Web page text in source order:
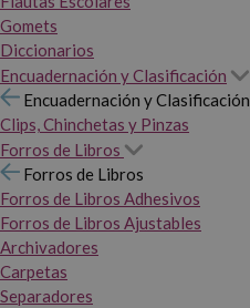
Gomets
Diccionarios
Encuadernación y Clasificación
Encuadernación y Clasificación
Clips, Chinchetas y Pinzas
Forros de Libros
Forros de Libros
Forros de Libros Adhesivos
Forros de Libros Ajustables
Archivadores
Carpetas
Separadores